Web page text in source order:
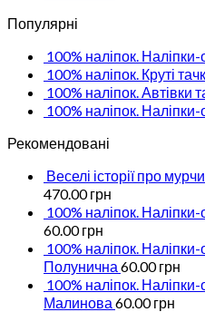
Популярні
100% наліпок.
100% наліпок. Круті
100% наліпок. Автівки
100% наліпок. Наліпки-
Рекомендовані
Веселі історії про
470.00грн
100% наліпок. Наліпки-
60.00грн
100% наліпок.
Полунична 60.00грн
100% наліпок.
Малинова 60.00грн